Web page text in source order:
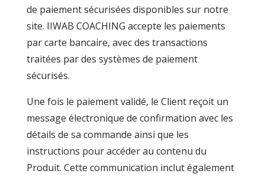
de paiement sécurisées disponibles sur notre
site. IIWAB COACHING accepte les paiements
par carte bancaire, avec des transactions
traitées par des systèmes de paiement
sécurisés.
Une fois le paiement validé, le Client reçoit un
message électronique de confirmation avec les
détails de sa commande ainsi que les
instructions pour accéder au contenu du
Produit. Cette communication inclut également